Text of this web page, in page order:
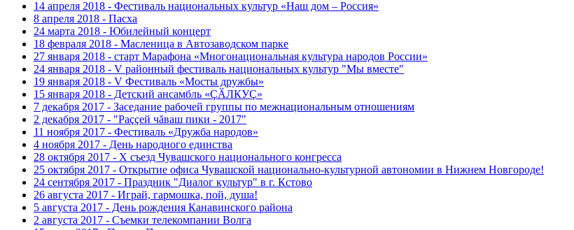
14 апреля 2018 - Фестиваль национальных культур «Наш дом – Россия»
8 апреля 2018 - Пасха
24 марта 2018 - Юбилейный концерт
18 февраля 2018 - Масленица в Автозаводском парке
27 января 2018 - старт Марафона «Многонациональная культура народов России»
24 января 2018 - V районный фестиваль национальных культур "Мы вместе"
19 января 2018 - V Фестиваль «Мосты дружбы»
15 января 2018 - Детский ансамбль «ÇӐЛКУÇ»
7 декабря 2017 - Заседание рабочей группы по межнациональным отношениям
2 декабря 2017 - "Раççей чăваш пики - 2017"
11 ноября 2017 - Фестиваль «Дружба народов»
4 ноября 2017 - День народного единства
28 октября 2017 - Х съезд Чувашского национального конгресса
25 октября 2017 - Открытие офиса Чувашской национально-культурной автономии в Нижнем Новгороде!
24 сентября 2017 - Праздник "Диалог культур" в г. Кстово
26 августа 2017 - Играй, гармошка, пой, душа!
5 августа 2017 - День рождения Канавинского района
2 августа 2017 - Съемки телекомпании Волга